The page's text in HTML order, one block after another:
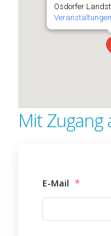
Osdorfer
Veranstaltungen
Mit
E-Mail *